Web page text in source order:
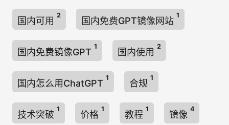
国内可用
2
国内免费GPT镜像网站
1
国内免费镜像GPT
1
国内使用
2
国内怎么用ChatGPT
1
合规
1
技术突破
1
价格
1
教程
1
镜像
4